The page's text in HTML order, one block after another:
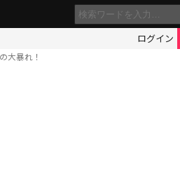
ログイン
大暴れ！